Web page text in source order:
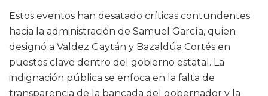
Estos eventos han desatado críticas contundentes
hacia la administración de Samuel García, quien
designó a Valdez Gaytán y Bazaldúa Cortés en
puestos clave dentro del gobierno estatal. La
indignación pública se enfoca en la falta de
transparencia de la bancada del gobernador y la